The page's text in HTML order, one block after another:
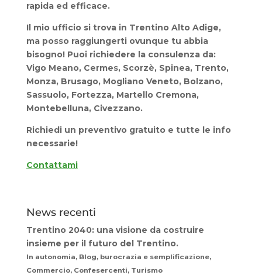
rapida ed efficace.
Il mio ufficio si trova in Trentino Alto Adige,
ma posso raggiungerti ovunque tu abbia
bisogno! Puoi richiedere la consulenza da:
Vigo Meano, Cermes, Scorzè, Spinea, Trento,
Monza, Brusago, Mogliano Veneto, Bolzano,
Sassuolo, Fortezza, Martello Cremona,
Montebelluna, Civezzano.
Richiedi un preventivo gratuitoe tutte le info
necessarie!
Contattami
News recenti
Trentino 2040: una visione da costruire
insieme per il futuro del Trentino.
In autonomia, Blog, burocrazia e semplificazione,
Commercio, Confesercenti, Turismo